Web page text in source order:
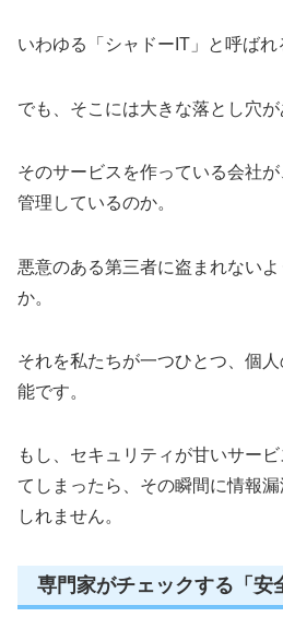
いわゆる「シャドーIT」と呼ばれ
でも、そこには大きな落とし穴が
そのサービスを作っている会社
管理しているのか。
悪意のある第三者に盗まれない
か。
それを私たちが一つひとつ、個
能です。
もし、セキュリティが甘いサー
てしまったら、その瞬間に情報
しれません。
専門家がチェックする「安